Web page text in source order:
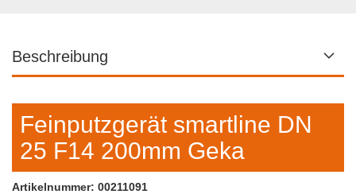
Beschreibung
Feinputzgerät smartline DN
25 F14 200mm Geka
Artikelnummer: 00211091